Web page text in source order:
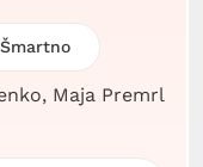
Maja Premrl